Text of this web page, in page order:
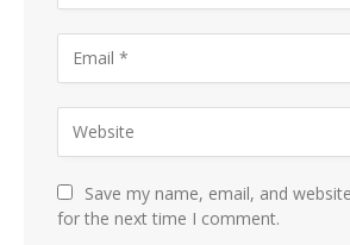
Save my name, email, and
for the next time I comment.